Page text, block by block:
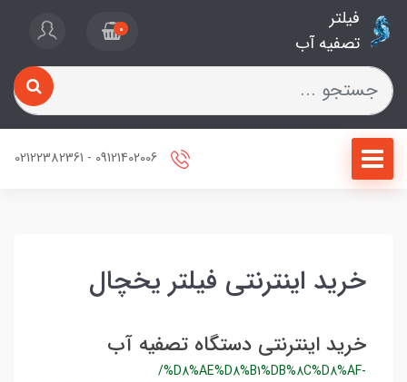
فیلتر
تصفیه آب
خرید اینترنتی فیلتر یخچال
خرید اینترنتی دستگاه تصفیه آب
/%D8%AE%D8%B1%DB%8C%D8%AF-